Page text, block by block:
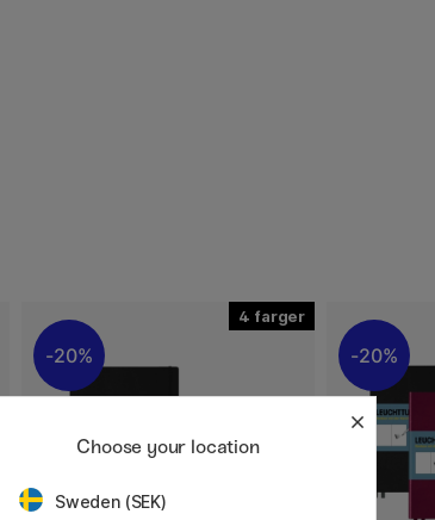
4
20% 20%
Choose your location
Sweden (SEK)